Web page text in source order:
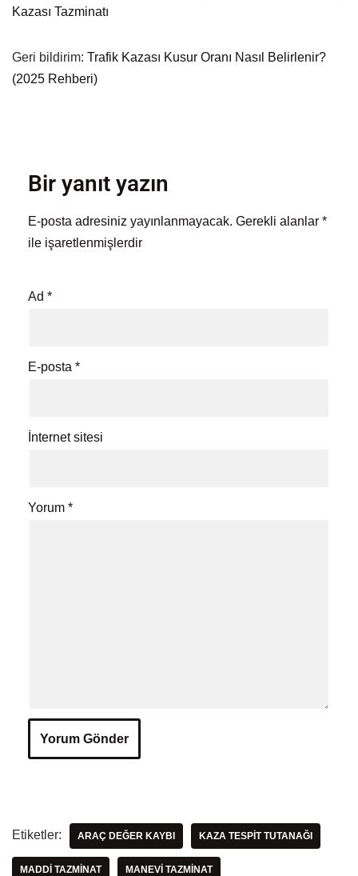
Kazası Tazminatı
Geri bildirim: Trafik Kazası Kusur Oranı Nasıl Belirlenir?
(2025 Rehberi)
Bir yanıt yazın
E-posta adresiniz yayınlanmayacak. Gerekli alanlar *
ile işaretlenmişlerdir
Ad *
E-posta *
İnternet sitesi
Yorum *
Etiketler: ARAÇ DEĞER KAYBI KAZA TESPIT TUTANAĞI
MADDI TAZMINAT MANEVI TAZMINAT